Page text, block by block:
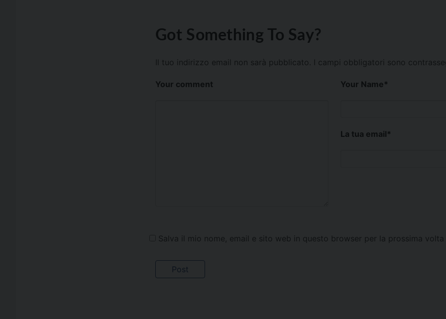
Got Something To Say?
Il tuo indirizzo email non sarà pubblicato. I campi obbligatori sono
Your comment Your Name*
La tua email*
Salva il mio nome, email e sito web in questo browser per la prossima volta